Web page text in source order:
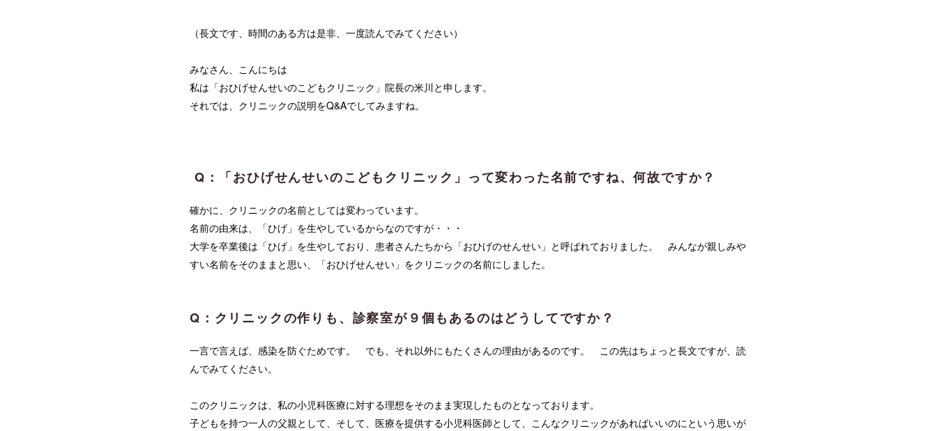
（長文です、時間のある方は是非、一度読んでみてください）
みなさん、こんにちは
私は「おひげせんせいのこどもクリニック」院長の米川と申します。
それでは、クリニックの説明をQ&Aでしてみますね。
Q：「おひげせんせいのこどもクリニック」って変わった名前ですね、何故ですか？
確かに、クリニックの名前としては変わっています。
名前の由来は、「ひげ」を生やしているからなのですが・・・
大学を卒業後は「ひげ」を生やしており、患者さんたちから「おひげのせんせい」と呼ばれておりました。 みんなが親しみや
すい名前をそのままと思い、「おひげせんせい」をクリニックの名前にしました。
Q：クリニックの作りも、診察室が９個もあるのはどうしてですか？
一言で言えば、感染を防ぐためです。 でも、それ以外にもたくさんの理由があるのです。 この先はちょっと長文ですが、読
んでみてください。
このクリニックは、私の小児科医療に対する理想をそのまま実現したものとなっております。
子どもを持つ一人の父親として、そして、医療を提供する小児科医師として、こんなクリニックがあればいいのにという思いが